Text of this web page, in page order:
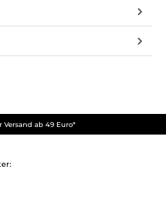
Versand ab 49 Euro*